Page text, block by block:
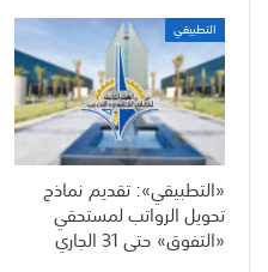
التطبيقي
«التطبيقي»: تقديم نماذج
تحويل الرواتب لمستحقي
«التفوق» حتى 31 الجاري